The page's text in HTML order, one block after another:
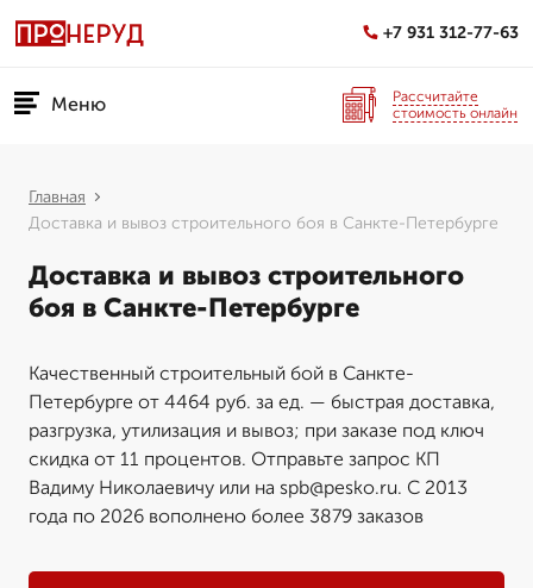
+7 931 312-77-63
Меню
Рассчитайте
стоимость онлайн
Главная
Доставка и вывоз строительного боя в Санкте-Петербурге
Доставка и вывоз строительного
боя в Санкте-Петербурге
Качественный строительный бой в Санкте-
Петербурге от 4464 руб. за ед. — быстрая доставка,
разгрузка, утилизация и вывоз; при заказе под ключ
скидка от 11 процентов. Отправьте запрос КП
Вадиму Николаевичу или на spb@pesko.ru. С 2013
года по 2026 вополнено более 3879 заказов